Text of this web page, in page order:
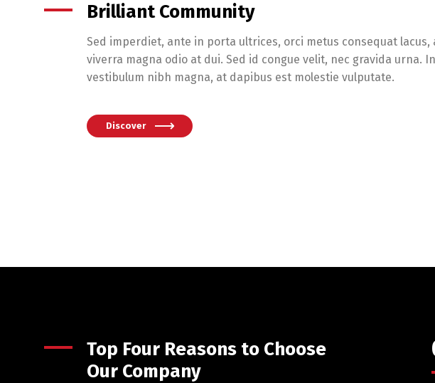
Brilliant Community
Sed imperdiet, ante in porta ultrices, orci metus consequat lacus,
viverra magna odio at dui. Sed id congue velit, nec gravida urna. In
vestibulum nibh magna, at dapibus est molestie vulputate.
Discover
Top Four Reasons to Choose
Our Company